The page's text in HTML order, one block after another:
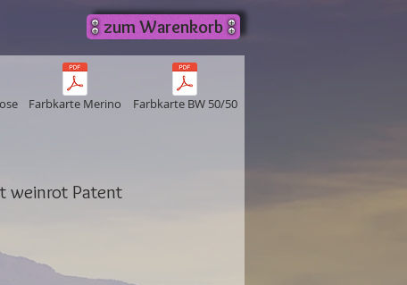
zum Warenkorb
weinrot Patent
Farbkarte BW 50/50
Farbkarte Merino